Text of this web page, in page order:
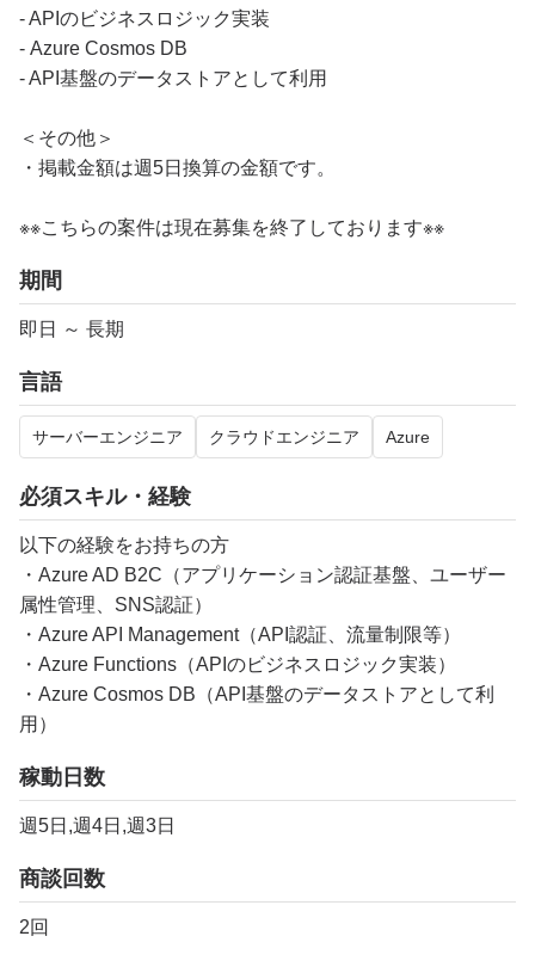
- APIのビジネスロジック実装
- Azure Cosmos DB
- API基盤のデータストアとして利用
＜その他＞
・掲載金額は週5日換算の金額です。
※※こちらの案件は現在募集を終了しております※※
期間
即日 ～ 長期
言語
サーバーエンジニア クラウドエンジニア Azure
必須スキル・経験
以下の経験をお持ちの方
・Azure AD B2C（アプリケーション認証基盤、ユーザー
属性管理、SNS認証）
・Azure API Management（API認証、流量制限等）
・Azure Functions（APIのビジネスロジック実装）
・Azure Cosmos DB（API基盤のデータストアとして利
用）
稼動日数
週5日,週4日,週3日
商談回数
2回